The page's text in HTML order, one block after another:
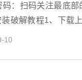
：扫码关注最底
破解教程1、下载
10